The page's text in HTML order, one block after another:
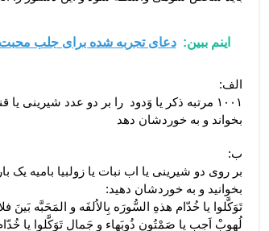
اینم ببین: دعای تجربه شده برای جلب محبت
الف:
۱۰۰۱ مرتبه ذکر یا وَدود را بر دو عدد شیرینی
بخواند و به خوردشان دهد
ب:
بر روی دو شیرینی یا اب نبات یا زولبیا بامیه یک
بخوانید و به خوردشان دهید:
تَوَکَّلوا یا خُدّام هذهِ السُّورَه بِالاُلفَه و المَحَبَّه
لُهوبْ اَجِب یا صَمْتُون ذُوبَهاء و جَمال تَوَکَّلوا یا